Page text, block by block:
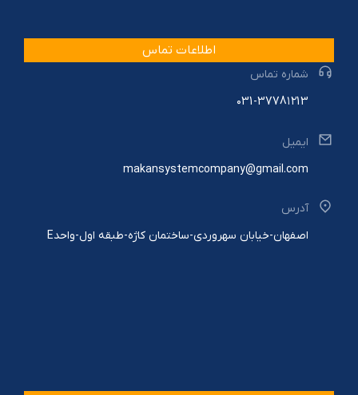
اطلاعات تماس
شماره تماس
۰31-3778۱۲13
ایمیل
makansystemcompany@gmail.com
آدرس
اصفهان-خیابان سهروردی-ساختمان کاژه-طبقه اول-واحدE